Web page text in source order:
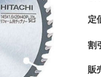
定
割
販